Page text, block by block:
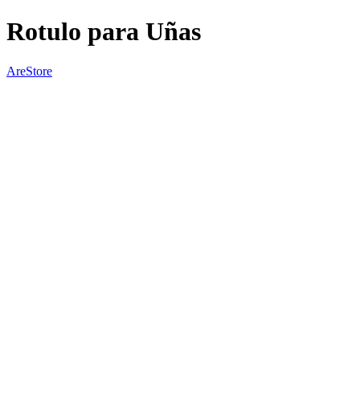
Rotulo para Uñas
AreStore